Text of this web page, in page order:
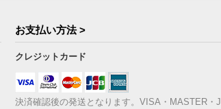
お支払い方法 >
クレジットカード
決済確認後の発送となります。VISA・MASTER・J